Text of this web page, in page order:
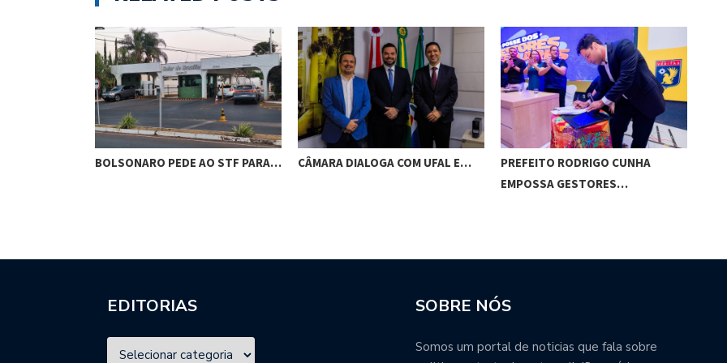
BOLSONARO PEDE AO STF PARA… CÂMARA DIALOGA COM UFAL E…
PREFEITO RODRIGO CUNHA
EMPOSSA GESTORES…
EDITORIAS SOBRE NÓS
Somos um portal de noticias que fala sobre